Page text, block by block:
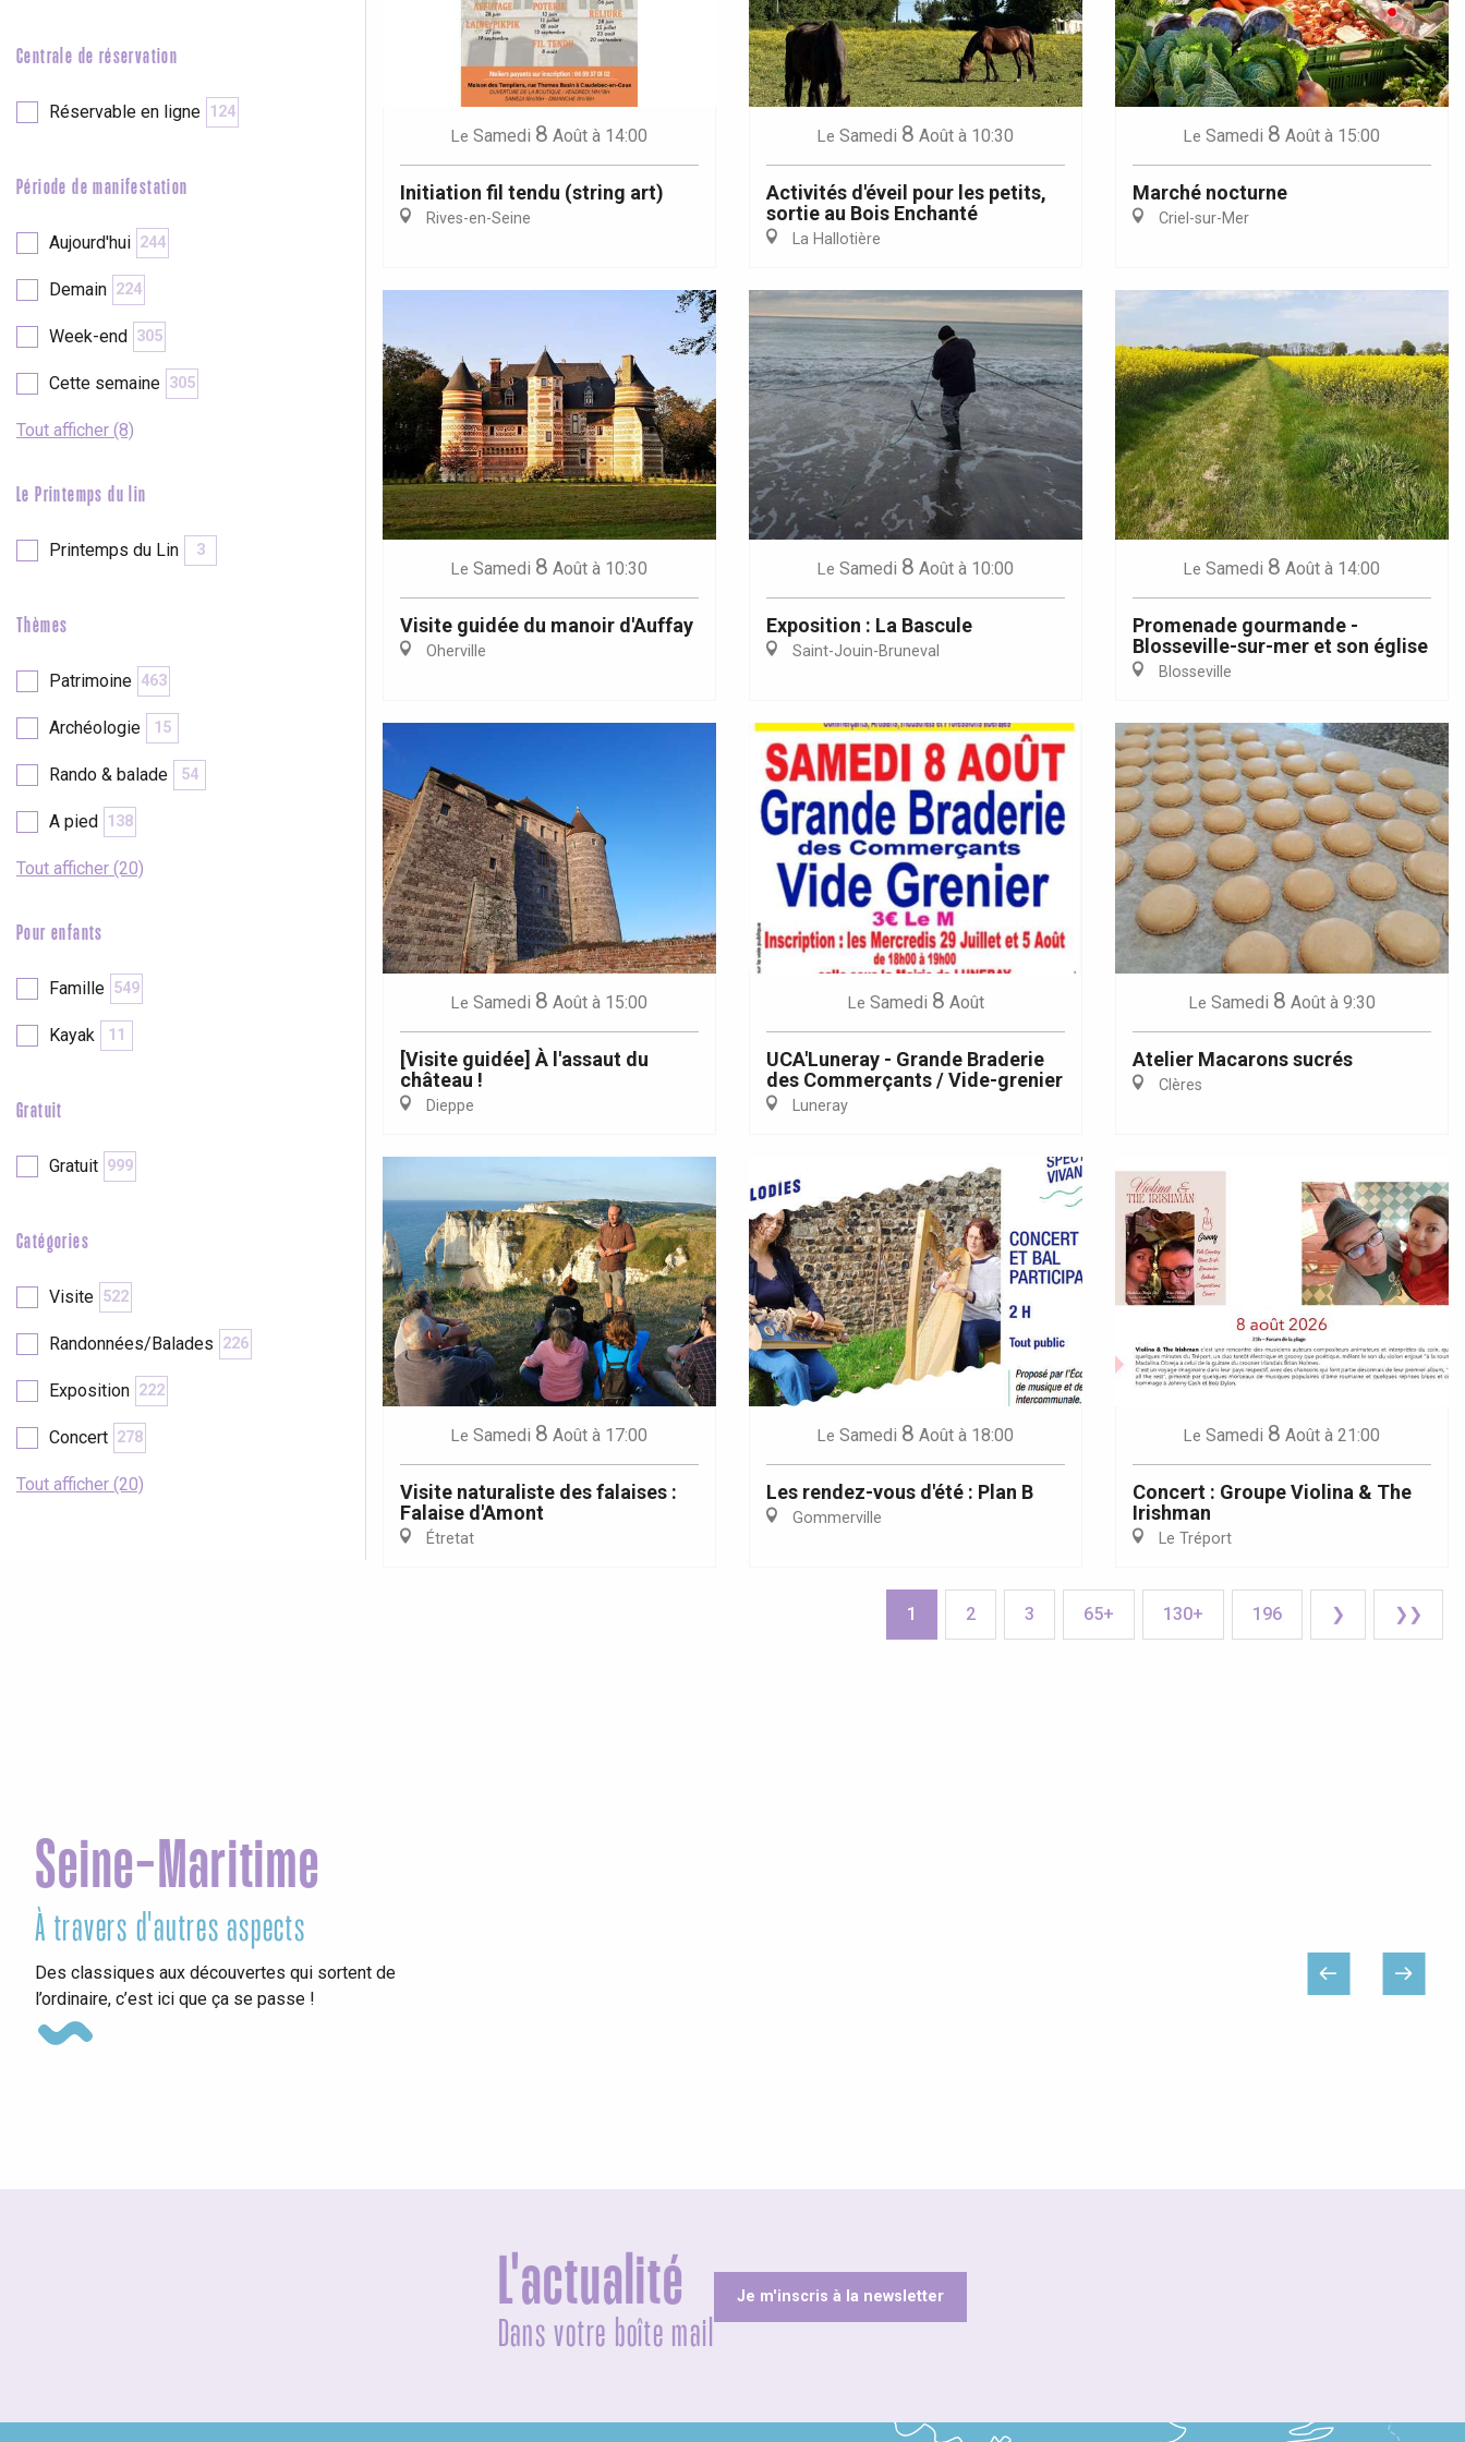
Seine
Duclair
Forges-les-Eaux
Paris 1h30
Centrale de réservation
Réservable en ligne 124
Période de manifestation
Aujourd'hui 244
Demain 224
Week-end 305
Cette semaine 305
Tout afficher (8)
Le Printemps du lin
Printemps du Lin 3
Thèmes
Patrimoine 463
Archéologie 15
Rando & balade 54
A pied 138
Tout afficher (20)
Pour enfants
Famille 549
Kayak 11
Gratuit
Gratuit 999
Catégories
Visite 522
Randonnées/Balades 226
Exposition 222
Concert 278
Tout afficher (20)
Le Samedi 8 Août à 14:00
Initiation fil tendu (string art)
Rives-en-Seine
Le Samedi 8 Août à 10:30
Activités d'éveil pour les petits,
sortie au Bois Enchanté
La Hallotière
Le Samedi 8 Août à 15:00
Marché nocturne
Criel-sur-Mer
Le Samedi 8 Août à 10:30
Visite guidée du manoir d'Auffay
Oherville
Le Samedi 8 Août à 10:00
Exposition : La Bascule
Saint-Jouin-Bruneval
Le Samedi 8 Août à 14:00
Promenade gourmande -
Blosseville-sur-mer et son église
Blosseville
Le Samedi 8 Août à 15:00
[Visite guidée] À l'assaut du
château !
Dieppe
Le Samedi 8 Août
UCA'Luneray - Grande Braderie
des Commerçants / Vide-grenier
Luneray
Le Samedi 8 Août à 9:30
Atelier Macarons sucrés
Clères
Le Samedi 8 Août à 17:00
Visite naturaliste des falaises :
Falaise d'Amont
Étretat
Le Samedi 8 Août à 18:00
Les rendez-vous d'été : Plan B
Gommerville
Le Samedi 8 Août à 21:00
Concert : Groupe Violina & The
Irishman
Le Tréport
1 2 3 65+ 130+ 196 ❯ ❯❯
Seine-Maritime
À travers d'autres aspects
Des classiques aux découvertes qui sortent de
l’ordinaire, c’est ici que ça se passe !
L'actualité
Dans votre boîte mail
Je m'inscris à la newsletter